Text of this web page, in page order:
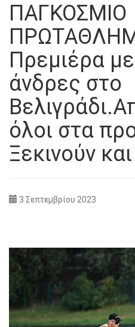
ΠΑΓΚΟΣΜΙΟ
Πρεμιέρα
άνδρες στο
όλοι στα
Ξεκινούν
3 Σεπτεμβρίου 2023